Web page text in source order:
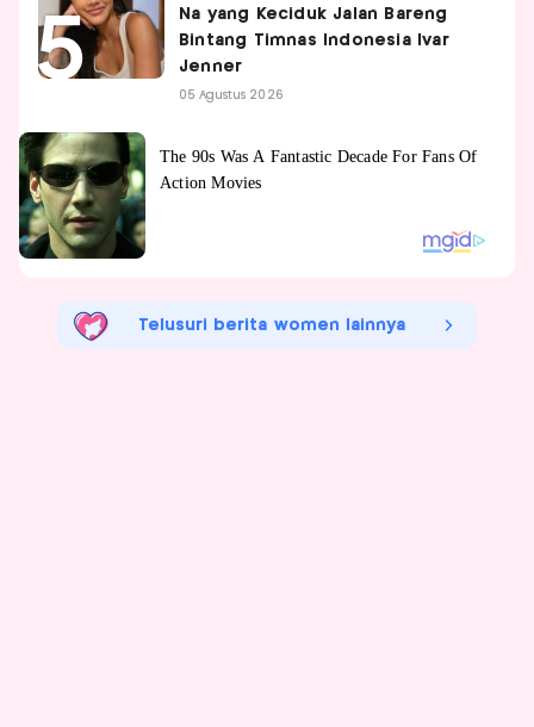
Na yang Keciduk Jalan Bareng
Bintang Timnas Indonesia Ivar
Jenner
05 Agustus 2026
Telusuri berita women lainnya